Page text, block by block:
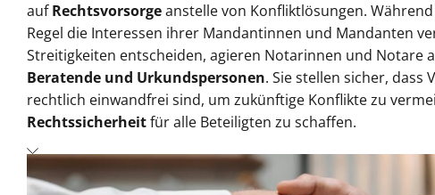
aufRechtsvorsorgeanstelle von Konfliktlösungen.
Regel die Interessen ihrer Mandantinnen und Mandanten
Streitigkeiten entscheiden, agieren Notarinnen und Notare
Beratende und Urkundspersonen. Sie stellen sicher, dass
rechtlich einwandfrei sind, um zukünftige Konflikte zu
Rechtssicherheitfür alle Beteiligten zu schaffen.